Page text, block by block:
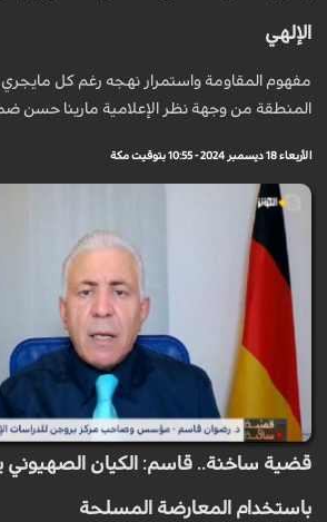
الإلهي
مفهوم المقاومة واستمرار نهجه رغم كل
المنطقة من وجهة نظر الإعلامية مارينا حسن ضمن
الأربعاء 18 ديسمبر 2024 - 10:55 بتوقيت مكة
قضية ساخنة.. قاسم: الكيان الصهيوني
باستخدام المعارضة المسلحة